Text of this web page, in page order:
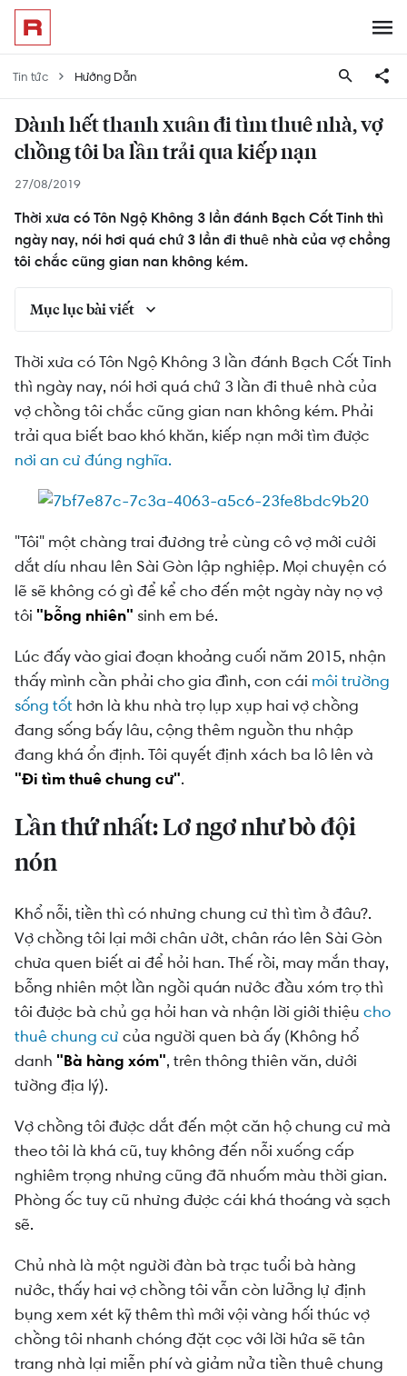
Tin tức Hướng Dẫn
Dành hết thanh xuân đi tìm thuê nhà, vợ
chồng tôi ba lần trải qua kiếp nạn
27/08/2019
Thời xưa có Tôn Ngộ Không 3 lần đánh Bạch Cốt Tinh thì
ngày nay, nói hơi quá chứ 3 lần đi thuê nhà của vợ chồng
tôi chắc cũng gian nan không kém.
Mục lục bài viết
Lần thứ nhất: Lơ ngơ như bò đội nón
Lần thứ hai: Vì cuộc đời là những chuyến đi
Lần thứ ba: Hạnh phúc chẳng tày gang
Thời xưa có Tôn Ngộ Không 3 lần đánh Bạch Cốt Tinh
thì ngày nay, nói hơi quá chứ 3 lần đi thuê nhà của
vợ chồng tôi chắc cũng gian nan không kém. Phải
trải qua biết bao khó khăn, kiếp nạn mới tìm được
nơi an cư đúng nghĩa.
"Tôi" một chàng trai đương trẻ cùng cô vợ mới cưới
dắt díu nhau lên Sài Gòn lập nghiệp. Mọi chuyện có
lẽ sẽ không có gì để kể cho đến một ngày này nọ vợ
tôi "bỗng nhiên" sinh em bé.
Lúc đấy vào giai đoạn khoảng cuối năm 2015, nhận
thấy mình cần phải cho gia đình, con cái môi trường
sống tốt hơn là khu nhà trọ lụp xụp hai vợ chồng
đang sống bấy lâu, cộng thêm nguồn thu nhập
đang khá ổn định. Tôi quyết định xách ba lô lên và
"Đi tìm thuê chung cư".
Lần thứ nhất: Lơ ngơ như bò đội
nón
Khổ nỗi, tiền thì có nhưng chung cư thì tìm ở đâu?.
Vợ chồng tôi lại mới chân ướt, chân ráo lên Sài Gòn
chưa quen biết ai để hỏi han. Thế rồi, may mắn thay,
bỗng nhiên một lần ngồi quán nước đầu xóm trọ thì
tôi được bà chủ gạ hỏi han và nhận lời giới thiệu cho
thuê chung cư của người quen bà ấy (Không hổ
danh "Bà hàng xóm", trên thông thiên văn, dưới
tường địa lý).
Vợ chồng tôi được dắt đến một căn hộ chung cư mà
theo tôi là khá cũ, tuy không đến nỗi xuống cấp
nghiêm trọng nhưng cũng đã nhuốm màu thời gian.
Phòng ốc tuy cũ nhưng được cái khá thoáng và sạch
sẽ.
Chủ nhà là một người đàn bà trạc tuổi bà hàng
nước, thấy hai vợ chồng tôi vẫn còn lưỡng lự định
bụng xem xét kỹ thêm thì mới vội vàng hối thúc vợ
chồng tôi nhanh chóng đặt cọc với lời hứa sẽ tân
trang nhà lại miễn phí và giảm nửa tiền thuê chung